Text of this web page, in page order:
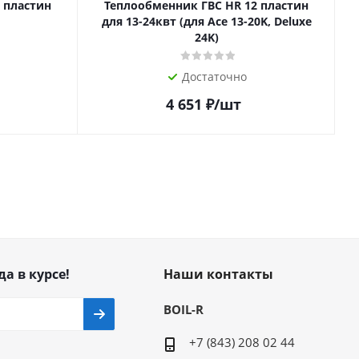
Теплообменник ГВС HR 12 пластин
для 13-24квт (для Ace 13-20K, Deluxe
24K)
Достаточно
4 651 ₽/шт
в курсе! Наши контакты
BOIL-R
+7 (843) 208 02 44